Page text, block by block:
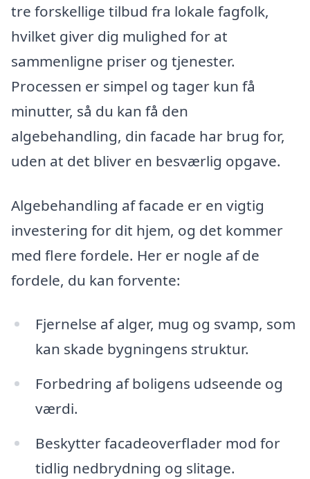
tre forskellige tilbud fra lokale fagfolk,
hvilket giver dig mulighed for at
sammenligne priser og tjenester.
Processen er simpel og tager kun få
minutter, så du kan få den
algebehandling, din facade har brug for,
uden at det bliver en besværlig opgave.
Algebehandling af facade er en vigtig
investering for dit hjem, og det kommer
med flere fordele. Her er nogle af de
fordele, du kan forvente:
Fjernelse af alger, mug og svamp, som
kan skade bygningens struktur.
Forbedring af boligens udseende og
værdi.
Beskytter facadeoverflader mod for
tidlig nedbrydning og slitage.